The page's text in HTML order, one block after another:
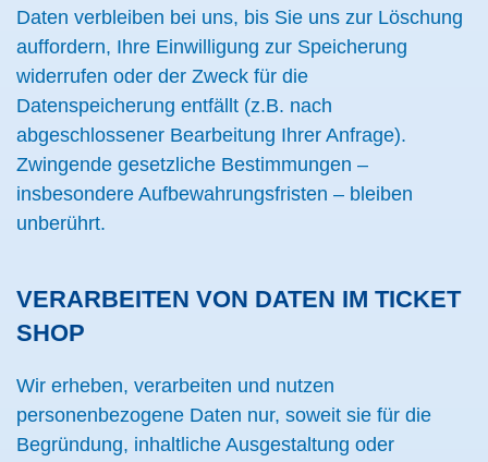
Daten verbleiben bei uns, bis Sie uns zur Löschung
auffordern, Ihre Einwilligung zur Speicherung
widerrufen oder der Zweck für die
Datenspeicherung entfällt (z.B. nach
abgeschlossener Bearbeitung Ihrer Anfrage).
Zwingende gesetzliche Bestimmungen –
insbesondere Aufbewahrungsfristen – bleiben
unberührt.
VERARBEITEN VON DATEN IM TICKET
SHOP
Wir erheben, verarbeiten und nutzen
personenbezogene Daten nur, soweit sie für die
Begründung, inhaltliche Ausgestaltung oder